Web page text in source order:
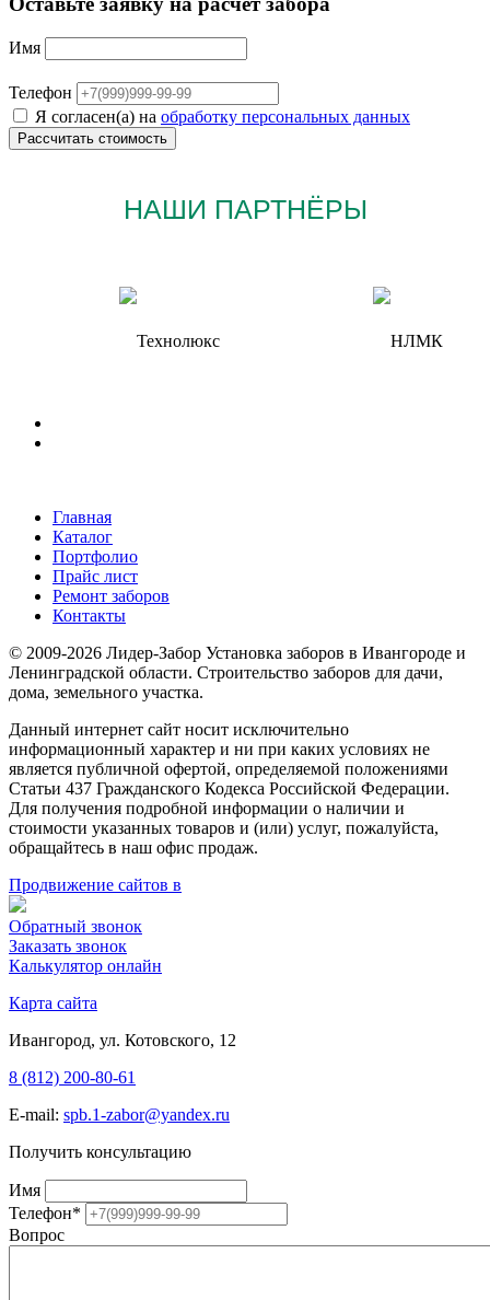
Имя
Телефон
Я согласен(а) на обработку персональных данных
НАШИ ПАРТНЁРЫ
Главная
Каталог
Портфолио
Прайс лист
Ремонт заборов
Контакты
© 2009-2026 Лидер-Забор Установка заборов в Ивангороде и
Ленинградской области. Строительство заборов для дачи,
дома, земельного участка.
Данный интернет сайт носит исключительно
информационный характер и ни при каких условиях не
является публичной офертой, определяемой положениями
Статьи 437 Гражданского Кодекса Российской Федерации.
Для получения подробной информации о наличии и
стоимости указанных товаров и (или) услуг, пожалуйста,
обращайтесь в наш офис продаж.
Продвижение сайтов в
Обратный звонок
Заказать звонок
Калькулятор онлайн
Карта сайта
Ивангород, ул. Котовского, 12
8 (812) 200-80-61
E-mail: spb.1-zabor@yandex.ru
Получить консультацию
Имя
Телефон*
Вопрос